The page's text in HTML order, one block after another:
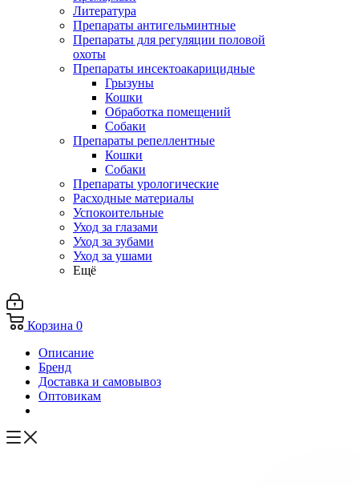
Литература
Препараты антигельминтные
Препараты для регуляции половой
охоты
Препараты инсектоакарицидные
Грызуны
Кошки
Обработка помещений
Собаки
Препараты репеллентные
Кошки
Собаки
Препараты урологические
Расходные материалы
Успокоительные
Уход за глазами
Уход за зубами
Уход за ушами
Ещё
Корзина 0
Описание
Бренд
Доставка и самовывоз
Оптовикам